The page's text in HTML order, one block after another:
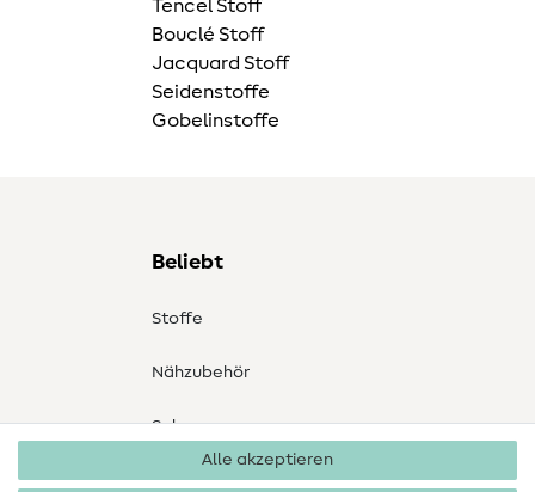
Tencel Stoff
Bouclé Stoff
Jacquard Stoff
Seidenstoffe
Gobelinstoffe
Beliebt
Stoffe
Nähzubehör
Sale
Schnittmuster
Alle akzeptieren